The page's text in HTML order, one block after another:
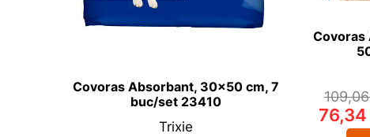
Covoras Absorbant, 30×50 cm, 7
buc/set 23410
Trixie
Covoras
76,34